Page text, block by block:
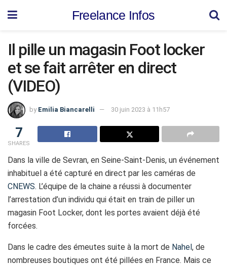
Freelance Infos
Il pille un magasin Foot locker
et se fait arrêter en direct
(VIDEO)
by Emilia Biancarelli 30 juin 2023 à 11h57
7
SHARES
Dans la ville de Sevran, en Seine-Saint-Denis, un événement
inhabituel a été capturé en direct par les caméras de
CNEWS. L’équipe de la chaine a réussi à documenter
l’arrestation d’un individu qui était en train de piller un
magasin Foot Locker, dont les portes avaient déjà été
forcées.
Dans le cadre des émeutes suite à la mort de Nahel , de
nombreuses boutiques ont été pillées en France. Mais ce